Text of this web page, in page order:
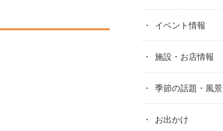
イベント情報
施設・お店情報
季節の話題・風景
お出かけ